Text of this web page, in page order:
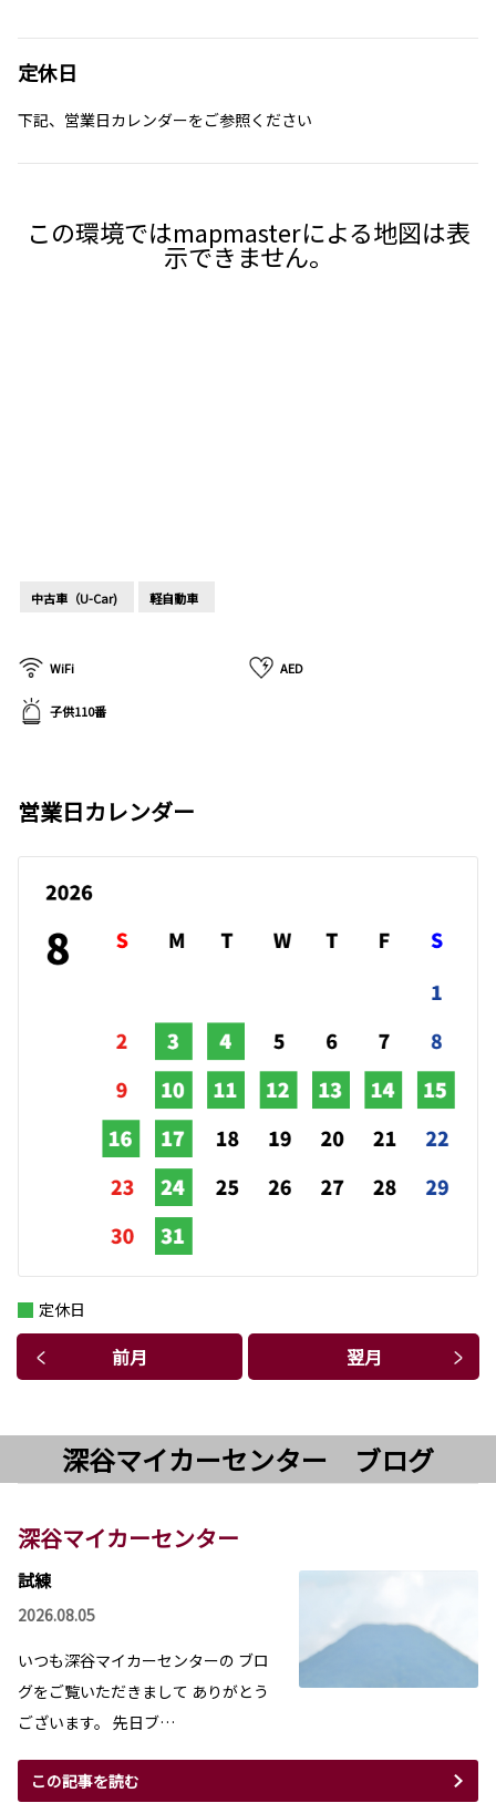
定休日
下記、営業日カレンダーをご参照ください
中古車（U-Car) 軽自動車
WiFi AED
子供110番
この環境ではmapmasterによる地図は表
示できません。
営業日カレンダー
前月 翌月
定休日
深谷マイカーセンター ブログ
深谷マイカーセンター
試練
2026.08.05
いつも深谷マイカーセンターの ブロ
グをご覧いただきまして ありがとう
ございます。 先日ブ…
この記事を読む